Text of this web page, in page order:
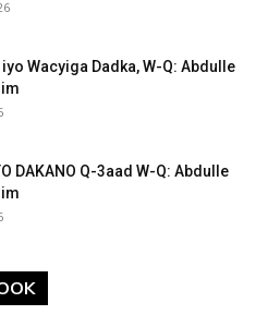
Wacyiga Dadka, W-Q: Abdulle
DAKANO Q-3aad W-Q: Abdulle